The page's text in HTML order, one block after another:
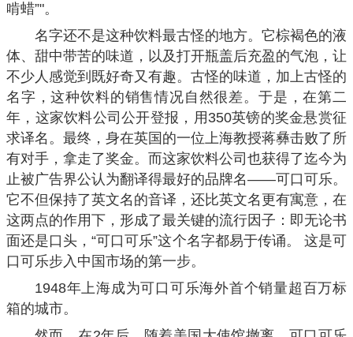
啃蜡”"。
名字还不是这种饮料最古怪的地方。它棕褐色的液
体、甜中带苦的味道，以及打开瓶盖后充盈的气泡，让
不少人感觉到既好奇又有趣。古怪的味道，加上古怪的
名字，这种饮料的销售情况自然很差。于是，在第二
年，这家饮料公司公开登报，用350英镑的奖金悬赏征
求译名。最终，身在英国的一位上海教授蒋彝击败了所
有对手，拿走了奖金。而这家饮料公司也获得了迄今为
止被广告界公认为翻译得最好的品牌名——可口可乐。
它不但保持了英文名的音译，还比英文名更有寓意，在
这两点的作用下，形成了最关键的流行因子：即无论书
面还是口头，“可口可乐”这个名字都易于传诵。 这是可
口可乐步入中国市场的第一步。
1948年上海成为可口可乐海外首个销量超百万标
箱的城市。